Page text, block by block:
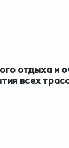
отдыха и
всех